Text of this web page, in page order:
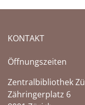
KONTAKT
Öffnungszeiten
Zentralbibliothek
Zähringerplatz 6